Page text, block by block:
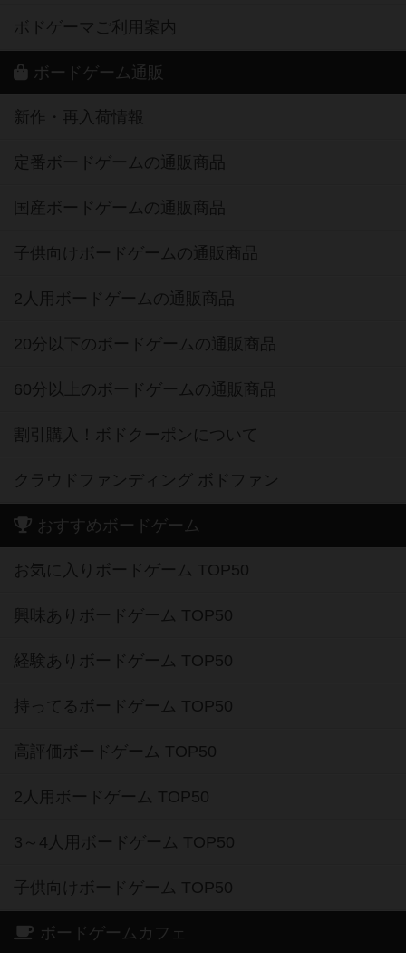
ボドゲーマご利用案内
ボードゲーム通販
新作・再入荷情報
定番ボードゲームの通販商品
国産ボードゲームの通販商品
子供向けボードゲームの通販商品
2人用ボードゲームの通販商品
20分以下のボードゲームの通販商品
60分以上のボードゲームの通販商品
割引購入！ボドクーポンについて
クラウドファンディング ボドファン
おすすめボードゲーム
お気に入りボードゲーム TOP50
興味ありボードゲーム TOP50
経験ありボードゲーム TOP50
持ってるボードゲーム TOP50
高評価ボードゲーム TOP50
2人用ボードゲーム TOP50
3～4人用ボードゲーム TOP50
子供向けボードゲーム TOP50
ボードゲームカフェ